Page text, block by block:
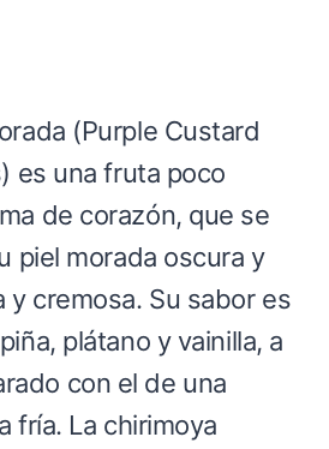
(Purple Custard
es una fruta poco
de corazón, que se
piel morada oscura y
y cremosa. Su sabor es
plátano y vainilla, a
con el de una
fría. La chirimoya